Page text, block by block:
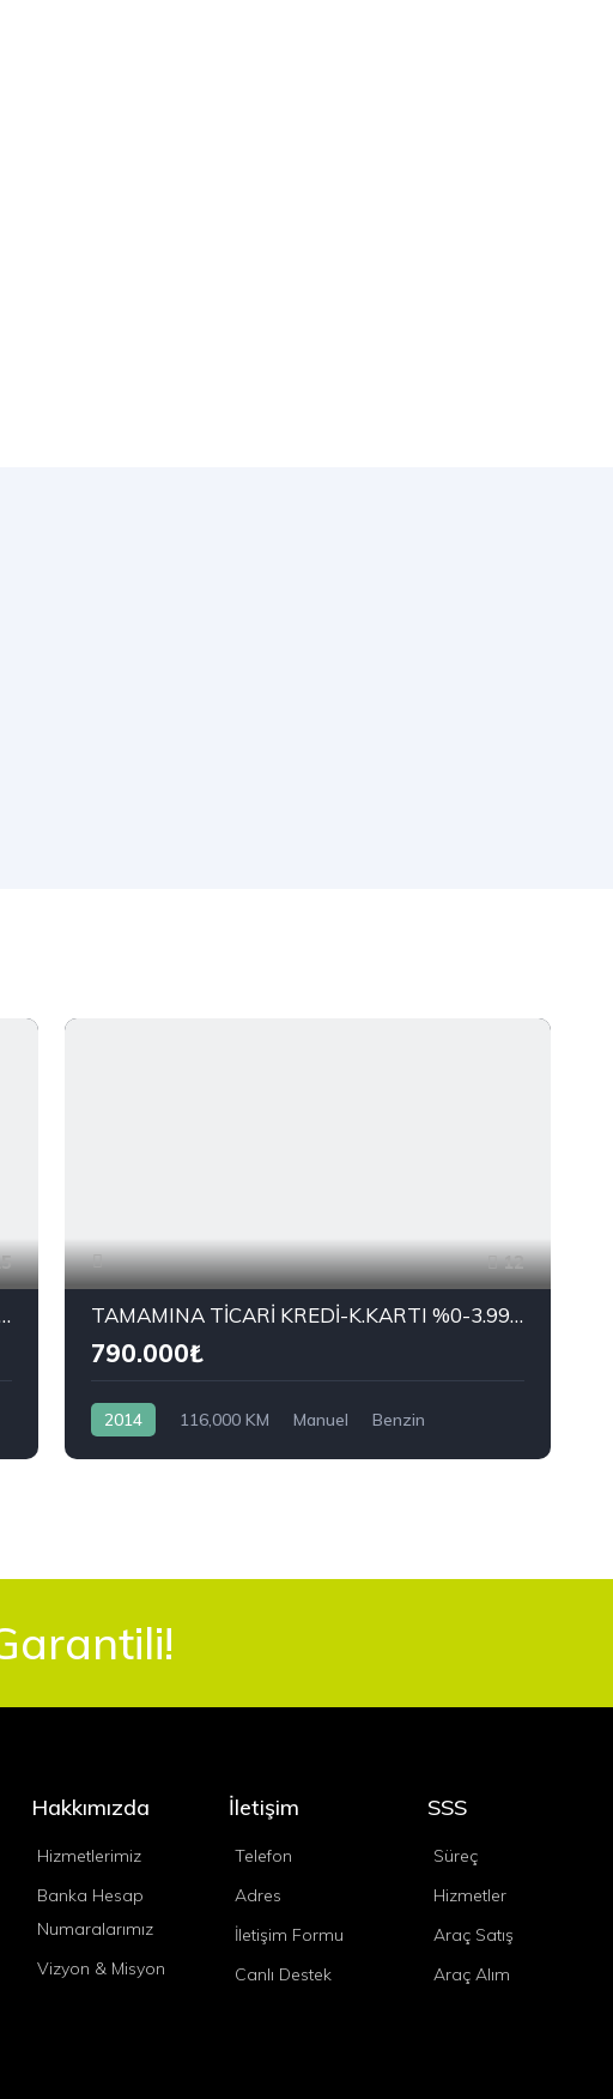
3.99 ÇEK-2.99 SENET-ÇKS SATIŞ
12
TAMAMINA TİCARİ KREDİ-K.KARTI %0-3.99 ÇEK-2.99 SENET-ÇKS SATIŞ
790.000₺
2014 116,000 KM Manuel
Benzin
Hakkımızda
Hizmetlerimiz
Banka Hesap
Numaralarımız
Vizyon & Misyon
İletişim
Telefon
Adres
İletişim Formu
Canlı Destek
SSS
Süreç
Hizmetler
Araç Satış
Araç Alım